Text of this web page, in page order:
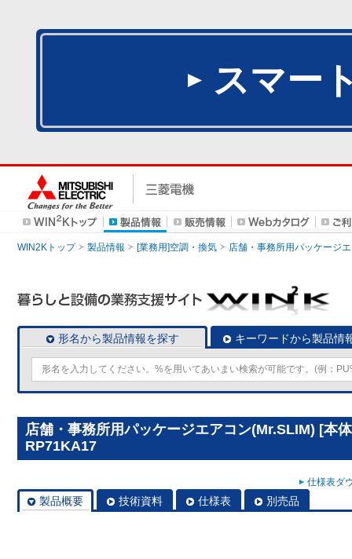
スマー
WIN2Kトップ 製品情報 [業務用]空調・換気 店舗・事務所用パッケージ
形名から製品情報を探す キーワードから製品情
店舗・事務所用パッケージエアコン(Mr.SLIM) [本
RP71KA17
仕様表ダ
製品概要 技術資料 仕様表 別売品